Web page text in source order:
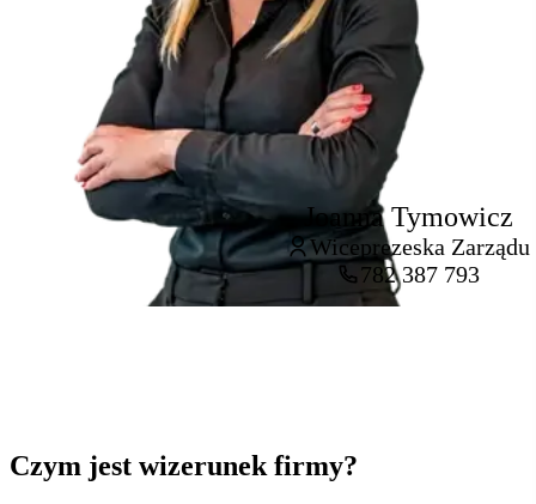
Joanna Tymowicz
Wiceprezeska Zarządu
782 387 793
Czym jest wizerunek firmy?